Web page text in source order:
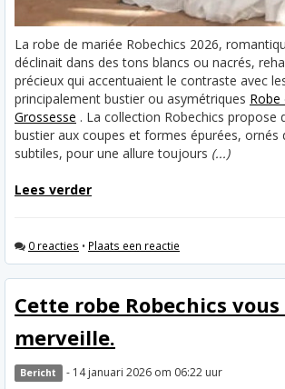
La robe de mariée Robechics 2026,
déclinait dans des tons blancs ou nacrés,
précieux qui accentuaient le contraste avec
principalement bustier ou asymétriques Robe
Grossesse . La collection Robechics propose
bustier aux coupes et formes épurées, ornés
subtiles, pour une allure toujours (...)
Lees verder
0 reacties • Plaats een reactie
Cette robe Robechics
merveille.
Bericht - 14 januari 2026 om 06:22 uur